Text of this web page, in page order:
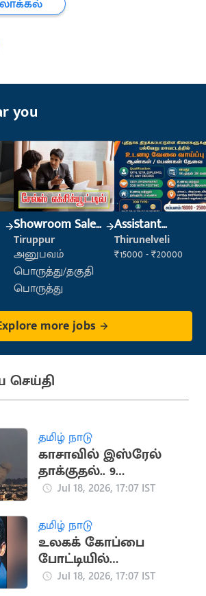
you
Showroom Sales
Executive (Retail
Sales)
Tiruppur
அனுபவம்
பொருத்து/தகுதி
பொருத்து
Assistant
Manager
Thirunelveli
₹15000 - ₹20000
more jobs
செய்தி
தமிழ் நாடு
காசாவில் இஸ்ரேல்
தாக்குதல்.. 9
பாலஸ்தீனர்கள்
Jul 18, 2026, 17:07 IST
தமிழ் நாடு
உலகக் கோப்பை
போட்டியில்
பயன்படுத்திய பீலே
Jul 18, 2026, 17:07 IST